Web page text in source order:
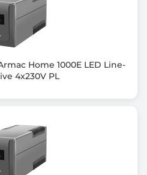
awariami zasilania i
niedrogą i kompaktową. Jest
łatwą i
Win. 98; Win. 2000;
7 64bit; Win. 8; Win. 8
Home 1000E LED Line-
4x230V PL